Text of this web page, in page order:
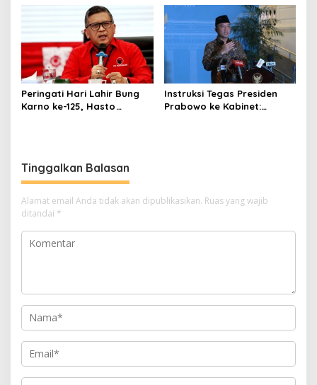
BGN
“Tanggung Jawab
Pribadi”?
Peringati Hari Lahir Bung
Karno ke-125, Hasto
Instruksi Tegas Presiden
Prabowo ke Kabinet:
Tinggalkan Balasan
Alamat email Anda tidak akan dipublikasikan. Ruas yang wajib
ditandai *